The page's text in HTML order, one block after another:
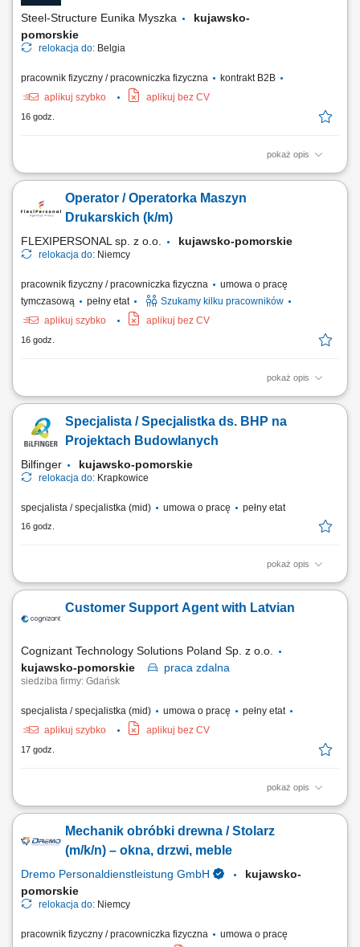
budowlanych. Praca zgodnie z projektem oraz...
Steel-Structure Eunika Myszka
kujawsko-
pomorskie
relokacja do: Belgia
pracownik fizyczny / pracowniczka fizyczna
kontrakt B2B
aplikuj szybko
aplikuj bez CV
16 godz.
pokaż opis
Zakres obowiązków montaż elementów konstrukcji stalowych na
elementów, wiercenie, cięcie oraz przygotowywanie elementów do
montażu, wykonywanie podstawowych prac ślusarskich. Praca
Operator / Operatorka Maszyn
Drukarskich (k/m)
FLEXIPERSONAL sp. z o.o. kujawsko-pomorskie
relokacja do: Niemcy
pracownik fizyczny / pracowniczka fizyczna
umowa o pracę
tymczasową
pełny etat
Szukamy kilku pracowników
aplikuj szybko
aplikuj bez CV
16 godz.
pokaż opis
Podstawowe informacje: Lokalizacja: Magdeburg, Niemcy; Start pracy:
Długoterminowe zatrudnienie; Opis stanowiska Obsługa oraz
ustawianie maszyn drukarskich zgodnie ze specyfikacją zleceń
Specjalista / Specjalistka ds. BHP na
Projektach Budowlanych
Bilfinger kujawsko-pomorskie
relokacja do: Krapkowice
specjalista / specjalistka (mid) umowa o pracę pełny etat
16 godz.
pokaż opis
Opis stanowiska Nadzór nad bezpieczeństwem pracy na projektach
regularnych inspekcji oraz ocena poziomu bezpieczeństwa na
budowach; Weryfikacja i nadzór nad dokumentacją BHP zgodnie z
Customer Support Agent with Latvian
Cognizant Technology Solutions Poland Sp. z o.o.
kujawsko-pomorskie
praca zdalna
siedziba firmy: Gdańsk
specjalista / specjalistka (mid) umowa o pracę
pełny etat
aplikuj szybko
aplikuj bez CV
17 godz.
pokaż opis
What we do We are dedicated to helping the world's leading companies
digital. Cognizant Poland offices are located in Gdańsk, Wrocław, and
Kraków. With the capacity to support various clients, we offer a world of...
Mechanik obróbki drewna / Stolarz
(m/k/n) – okna, drzwi, meble
Dremo Personaldienstleistung GmbH
kujawsko-
pomorskie
relokacja do: Niemcy
pracownik fizyczny / pracowniczka fizyczna umowa o pracę